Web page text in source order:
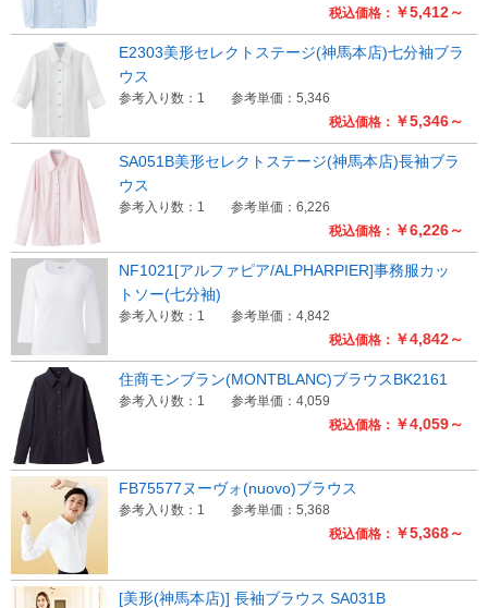
税込価格： ￥5,412～
税込価格： ￥5,346～
E2303美形セレクトステージ(神馬本店)七分袖ブラ
ウス
参考入り数：1 参考単価：5,346
税込価格： ￥6,226～
SA051B美形セレクトステージ(神馬本店)長袖ブラ
ウス
参考入り数：1 参考単価：6,226
税込価格： ￥4,842～
NF1021[アルファピア/ALPHARPIER]事務服カッ
トソー(七分袖)
参考入り数：1 参考単価：4,842
税込価格： ￥4,059～
住商モンブラン(MONTBLANC)ブラウスBK2161
参考入り数：1 参考単価：4,059
税込価格： ￥5,368～
FB75577ヌーヴォ(nuovo)ブラウス
参考入り数：1 参考単価：5,368
[美形(神馬本店)] 長袖ブラウス SA031B